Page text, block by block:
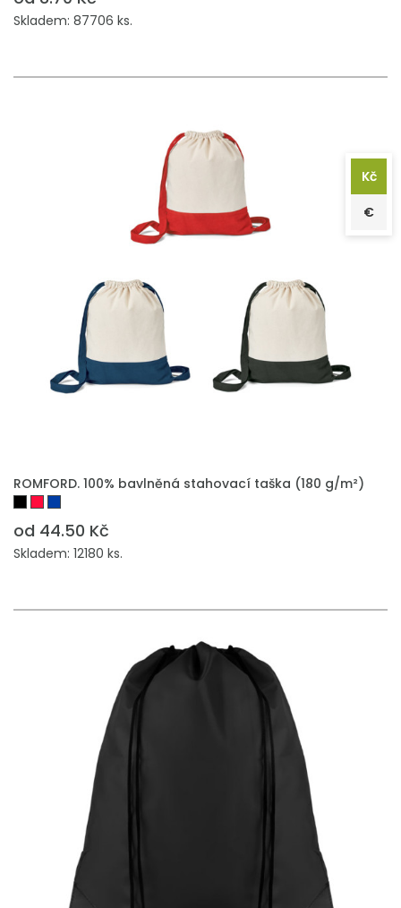
Skladem: 87706 ks.
PŘIDAT DO POPTÁVKY
ROMFORD. 100% bavlněná stahovací taška (180 g/m²)
od 44.50 Kč
Skladem: 12180 ks.
Kč
€